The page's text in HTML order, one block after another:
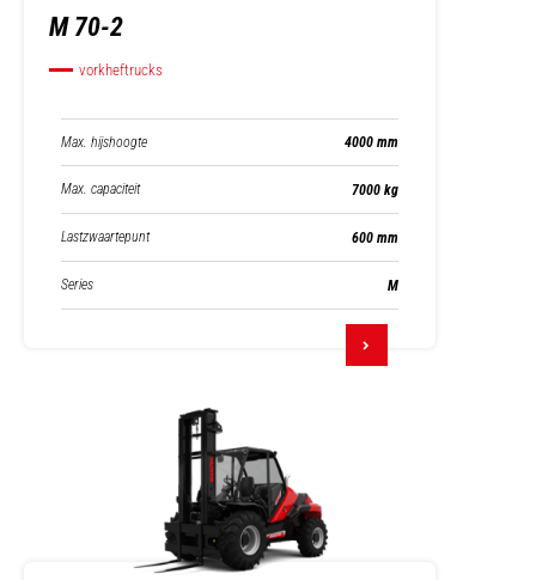
M 70-2
vorkheftrucks
Max. hijshoogte 4000 mm
Max. capaciteit 7000 kg
Lastzwaartepunt 600 mm
Series M